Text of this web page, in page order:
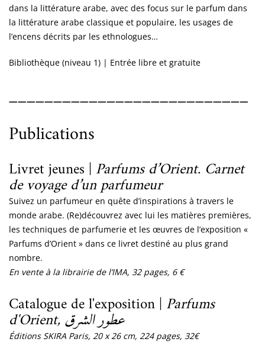
dans la littérature arabe, avec des focus sur le parfum dans
la littérature arabe classique et populaire, les usages de
l’encens décrits par les ethnologues…
Bibliothèque (niveau 1) | Entrée libre et gratuite
___________________________
Publications
Livret jeunes | Parfums d’Orient. Carnet
de voyage d’un parfumeur
Suivez un parfumeur en quête d’inspirations à travers le
monde arabe. (Re)découvrez avec lui les matières premières,
les techniques de parfumerie et les œuvres de l’exposition «
Parfums d’Orient » dans ce livret destiné au plus grand
nombre.
En vente à la librairie de l’IMA, 32 pages, 6 €
Catalogue de l'exposition | Parfums
d'Orient, عطور الشرق
Éditions SKIRA Paris, 20 x 26 cm, 224 pages, 32€